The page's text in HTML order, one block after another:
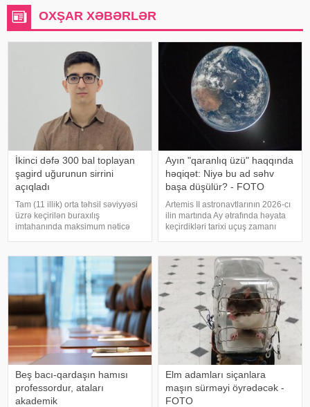
OXŞAR XƏBƏRLƏR
İkinci dəfə 300 bal toplayan
şagird uğurunun sirrini
açıqladı
Tam (11 illik) orta təhsil səviyyəsi
üzrə keçirilən buraxılış
imtahanında maksimum nəticə
qəsəbəsi 1 saylı orta məktəbin
məzunu Aydın Çingiz oğlu
Həsənlidir. O
Ayın "qaranlıq üzü" haqqında
həqiqət: Niyə bu ad səhv
başa düşülür? - FOTO
Artemis II astronavtlarının 2026-cı
ilin martında Ay ətrafında həyata
keçirdikləri tarixi uçuş zamanı
Ayın qaranlıq tərəfi doğrudanmı
hər zaman qaranlıqdır?
Beş bacı-qardaşın hamısı
professordur, ataları
akademik
Elm adamları siçanlara
maşın sürməyi öyrədəcək -
FOTO